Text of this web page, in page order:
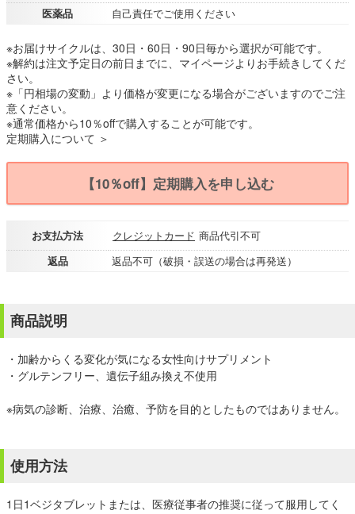
医薬品
自己責任でご使用ください
※お届けサイクルは、30日・60日・90日毎から選択が可能です。
※解約は注文予定日の前日までに、マイページよりお手続きしてくだ
さい。
※「円相場の変動」より価格が変更になる場合がございますのでご注
意ください。
※通常価格から10％offで購入することが可能です。
定期購入について ＞
【10％off】定期購入を申し込む
お支払方法 クレジットカード 商品代引不可
返品
返品不可（破損・誤送の場合は再発送）
商品説明
・加齢からくる変化が気になる女性向けサプリメント
・グルテンフリー、遺伝子組み換え不使用
※病気の診断、治療、治癒、予防を目的としたものではありません。
使用方法
1日1ベジタブレットまたは、医療従事者の推奨に従って服用してく